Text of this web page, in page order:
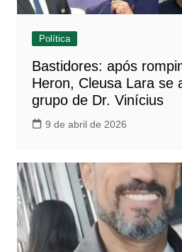
Política
Bastidores: após
Heron, Cleusa Lara se
grupo de Dr. Vinícius
9 de abril de 2026